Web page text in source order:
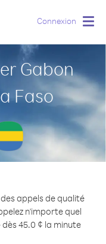
Connexion
Gabon
Faso
appels de qualité
n'importe quel
45.0 ¢ la minute